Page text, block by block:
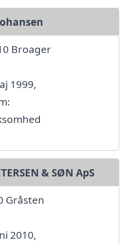
Broager
1999,
& SØN ApS
Gråsten
2010,